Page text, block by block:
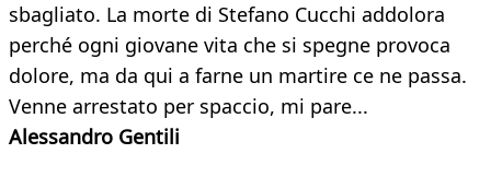
sbagliato. La morte di Stefano Cucchi addolora
perché ogni giovane vita che si spegne provoca
dolore, ma da qui a farne un martire ce ne passa.
Venne arrestato per spaccio, mi pare...
Alessandro Gentili